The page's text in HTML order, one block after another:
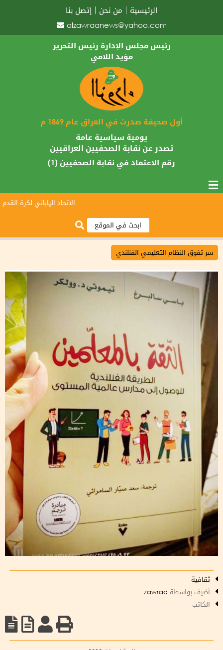
الرئيسية من نحن
إتصل بنا
alzawraanews@yahoo.com
رئيس مجلس الإدارة رئيس التحرير
مؤيد اللامي
أول صحيفة صدرت في العراق عام 1869 م
يومية سياسية عامة
تصدر عن نقابة الصحفيين العراقيين
رقم الاعتماد في نقابة الصحفيين (1)
الاتحاد الياباني لكرة القدم
سر تفوق النظام التعليمي الفنلندي
ثقافية
أضيف بواسطة
الكاتب